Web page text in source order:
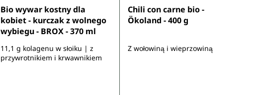
Średnia ocena 4.3 z 5 gwiazdek
Bio wywar kostny dla
kobiet - kurczak z wolnego
wybiegu - BROX - 370 ml
11,1 g kolagenu w słoiku | z
przywrotnikiem i krwawnikiem
Średnia ocena 5 z 5 gwiazdek
Chili con carne bio -
Ökoland - 400 g
Z wołowiną i wieprzowiną